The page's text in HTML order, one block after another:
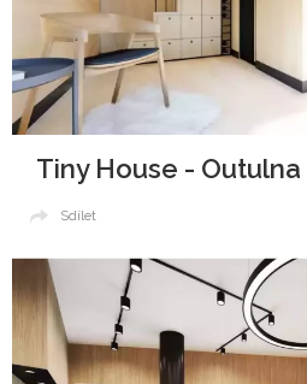
Tiny House - Outulna
Sdílet